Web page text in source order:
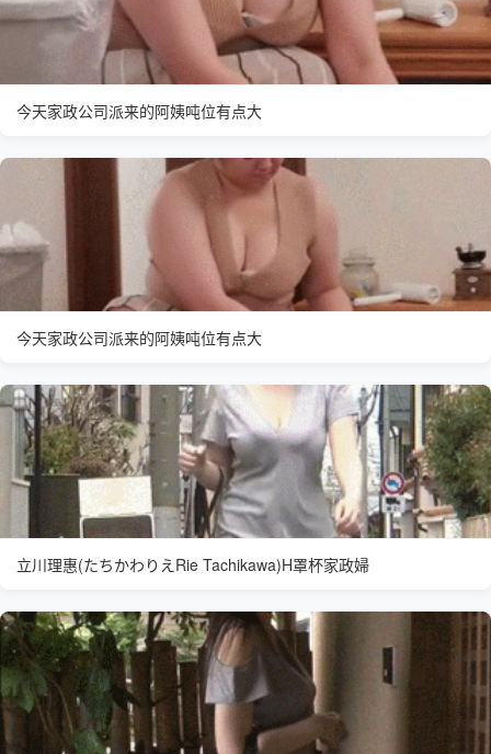
今天家政公司派来的阿姨吨位有点大
今天家政公司派来的阿姨吨位有点大
立川理惠(たちかわりえRie Tachikawa)H罩杯家政婦